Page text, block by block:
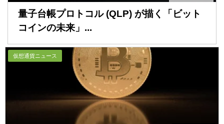
量子台帳プロトコル (QLP) が描く「ビット
コインの未来」...
仮想通貨ニュース